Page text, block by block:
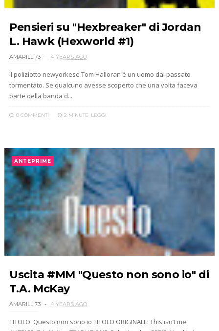
Pensieri su "Hexbreaker" di Jordan
L. Hawk (Hexworld #1)
AMARILLI73 4 YEARS AGO
Il poliziotto newyorkese Tom Halloran è un uomo dal passato
tormentato. Se qualcuno avesse scoperto che una volta faceva
parte della banda d...
0 COMMENTI 2 MINUTE LEGGI
ANTEPRIME
Uscita #MM "Questo non sono io" di
T.A. McKay
AMARILLI73 4 YEARS AGO
TITOLO: Questo non sono io TITOLO ORIGINALE: This isn’t me